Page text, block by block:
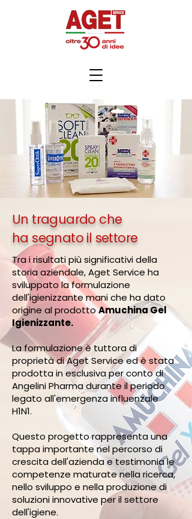
Un traguardo che
ha segnato il settore
Tra i risultati più significativi della
storia aziendale, Aget Service ha
sviluppato la formulazione
dell'igienizzante mani che ha dato
origine al prodottoAmuchina Gel
Igienizzante.
La formulazione è tuttora di
proprietà di Aget Service ed è stata
prodotta in esclusiva per conto di
Angelini Pharma durante il periodo
legato all'emergenza influenzale
H1N1.
Questo progetto rappresenta una
tappa importante nel percorso di
crescita dell'azienda e testimonia le
competenze maturate nella ricerca,
nello sviluppo e nella produzione di
soluzioni innovative per il settore
dell'igiene.